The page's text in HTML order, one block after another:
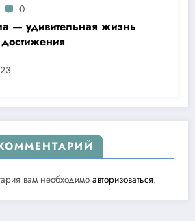
0
— удивительная жизнь
вам необходимо авторизоваться.